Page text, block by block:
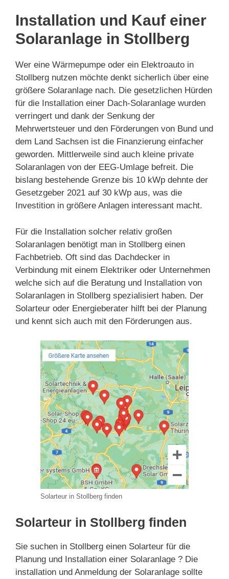
Installation und Kauf einer
Solaranlage in Stollberg
Wer eine Wärmepumpe oder ein Elektroauto in
Stollberg nutzen möchte denkt sicherlich über eine
größere Solaranlage nach. Die gesetzlichen Hürden
für die Installation einer Dach-Solaranlage wurden
verringert und dank der Senkung der
Mehrwertsteuer und den Förderungen von Bund und
dem Land Sachsen ist die Finanzierung einfacher
geworden. Mittlerweile sind auch kleine private
Solaranlagen von der EEG-Umlage befreit. Die
bislang bestehende Grenze bis 10 kWp dehnte der
Gesetzgeber 2021 auf 30 kWp aus, was die
Investition in größere Anlagen interessant macht.
Für die Installation solcher relativ großen
Solaranlagen benötigt man in Stollberg einen
Fachbetrieb. Oft sind das Dachdecker in
Verbindung mit einem Elektriker oder Unternehmen
welche sich auf die Beratung und Installation von
Solaranlagen in Stollberg spezialisiert haben. Der
Solarteur oder Energieberater hilft bei der Planung
und kennt sich auch mit den Förderungen aus.
Solarteur in Stollberg finden
Solarteur in Stollberg finden
Sie suchen in Stollberg einen Solarteur für die
Planung und Installation einer Solaranlage ? Die
installation und Anmeldung der Solaranlage sollte